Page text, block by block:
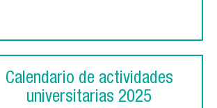
Calendario de actividades
universitarias 2025